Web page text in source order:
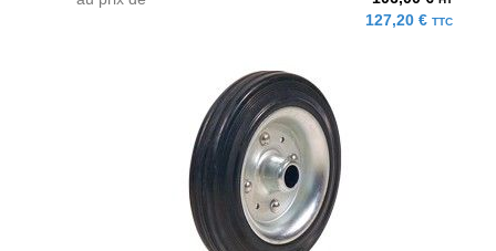
127,20 € TTC